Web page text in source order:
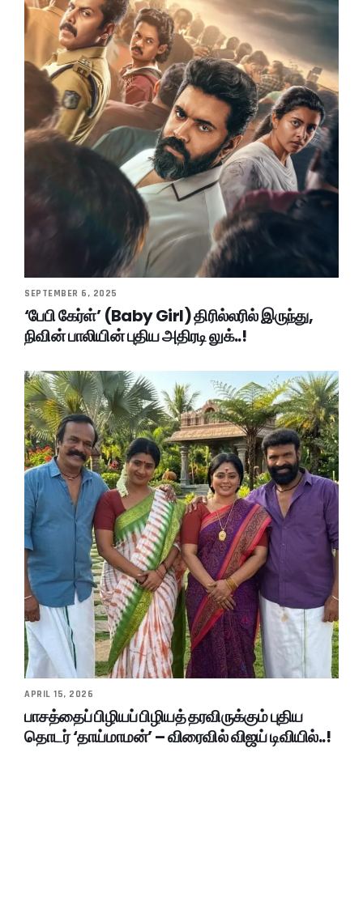
SEPTEMBER 6, 2025
‘பேபி கேர்ள்’ (Baby Girl) திரில்லரில் இருந்து,
நிவின் பாலியின் புதிய அதிரடி லுக்..!
APRIL 15, 2026
பாசத்தைப் பிழியப் பிழியத் தரவிருக்கும் புதிய
தொடர் ‘தாய்மாமன்’ – விரைவில் விஜய் டிவியில்..!